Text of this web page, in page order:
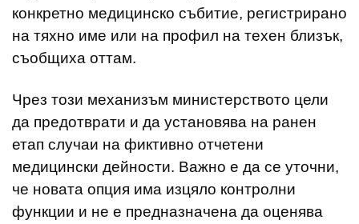
конкретно медицинско събитие, регистрирано
на тяхно име или на профил на техен близък,
съобщиха оттам.
Чрез този механизъм министерството цели
да предотврати и да установява на ранен
етап случаи на фиктивно отчетени
медицински дейности. Важно е да се уточни,
че новата опция има изцяло контролни
функции и не е предназначена да оценява